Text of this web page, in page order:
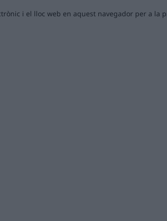
i el lloc web en aquest navegador per a la